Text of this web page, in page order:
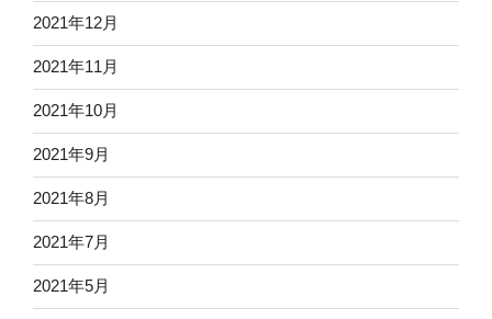
2021年12月
2021年11月
2021年10月
2021年9月
2021年8月
2021年7月
2021年5月